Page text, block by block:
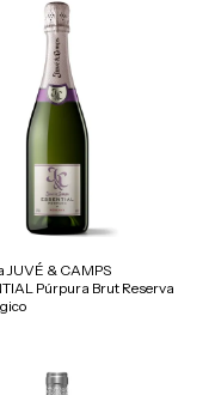
JUVÉ & CAMPS
Púrpura Brut Reserva